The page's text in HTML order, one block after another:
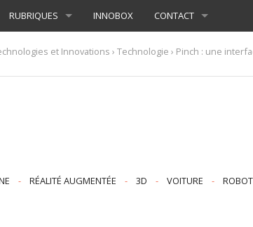
RUBRIQUES INNOBOX CONTACT
et Innovations ›Technologie › Pinch : une
- RÉALITÉ AUGMENTÉE - 3D - VOITURE - ROBOT